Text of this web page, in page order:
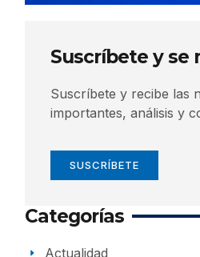
Suscríbete y se
Suscríbete y recibe las
importantes, análisis y
SUSCRÍBETE
Categorías
Actualidad